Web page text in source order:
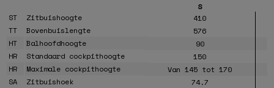
S
ST
Zitbuishoogte
410
TT
Bovenbuislengte
576
HT
Balhoofdhoogte
90
HR
Standaard cockpithoogte
150
HR
Maximale cockpithoogte
Van 145 tot 170
SA
Zitbuishoek
74.7